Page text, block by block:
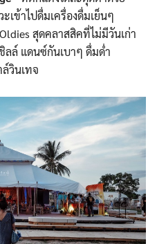
เข้าไปดื่มเครื่องดื่มเย็นๆ
สุดคลาสสิคที่ไม่มีวันเก่า
ลล์ แดนซ์กันเบาๆ ดื่มด่ำ
วินเทจ